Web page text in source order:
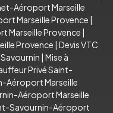
Aéroport Marseille
Marseille Provence |
Marseille Provence |
Provence | Devis VTC
| Mise à
Privé Saint-
Aéroport Marseille
Aéroport Marseille
Savournin-Aéroport